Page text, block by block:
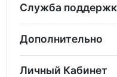
Служба
Дополнительно
Личный Кабинет